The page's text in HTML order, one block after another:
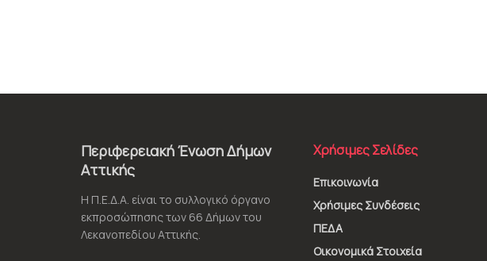
Περιφερειακή Ένωση Δήμων
Αττικής
Η Π.Ε.Δ.Α. είναι το συλλογικό όργανο
εκπροσώπησης των 66 Δήμων του
Λεκανοπεδίου Αττικής.
Χρήσιμες Σελίδες
Επικοινωνία
Χρήσιμες Συνδέσεις
ΠΕΔΑ
Οικονομικά Στοιχεία